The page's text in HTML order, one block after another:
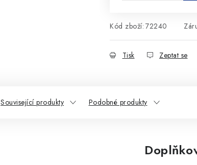
Kód zboží: 72240
Tisk Zeptat se
Související produkty Podobné produkty